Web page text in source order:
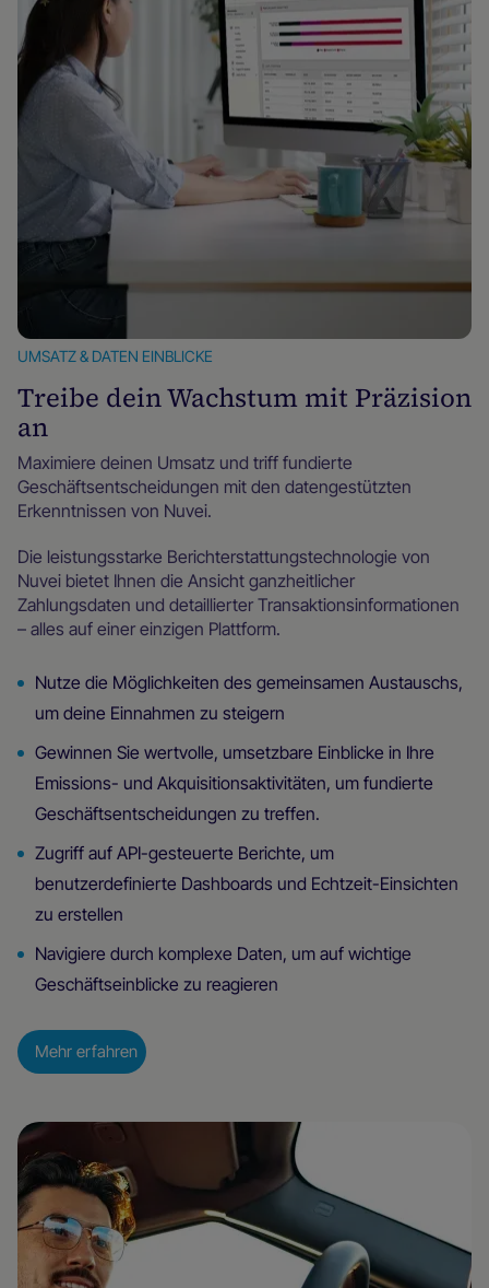
UMSATZ & DATEN EINBLICKE
Treibe dein Wachstum mit Präzision
an
Maximiere deinen Umsatz und triff fundierte
Geschäftsentscheidungen mit den datengestützten
Erkenntnissen von Nuvei.
Die leistungsstarke Berichterstattungstechnologie von
Nuvei bietet Ihnen die Ansicht ganzheitlicher
Zahlungsdaten und detaillierter Transaktionsinformationen
– alles auf einer einzigen Plattform.
Nutze die Möglichkeiten des gemeinsamen Austauschs,
um deine Einnahmen zu steigern
Gewinnen Sie wertvolle, umsetzbare Einblicke in Ihre
Emissions- und Akquisitionsaktivitäten, um fundierte
Geschäftsentscheidungen zu treffen.
Zugriff auf API-gesteuerte Berichte, um
benutzerdefinierte Dashboards und Echtzeit-Einsichten
zu erstellen
Navigiere durch komplexe Daten, um auf wichtige
Geschäftseinblicke zu reagieren
Mehr erfahren